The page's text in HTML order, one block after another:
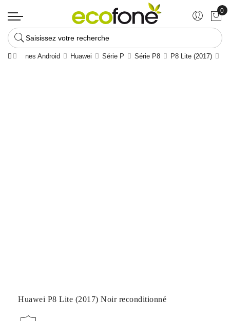
Saisissez votre recherche
Android Huawei Série P Série P8 P8 Lite (2017)
Huawei P8 Lite (2017) Noir reconditionné